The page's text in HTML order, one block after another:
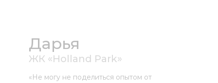
Дарья
ЖК «Holland Park»
«Не могу не поделиться опытом от